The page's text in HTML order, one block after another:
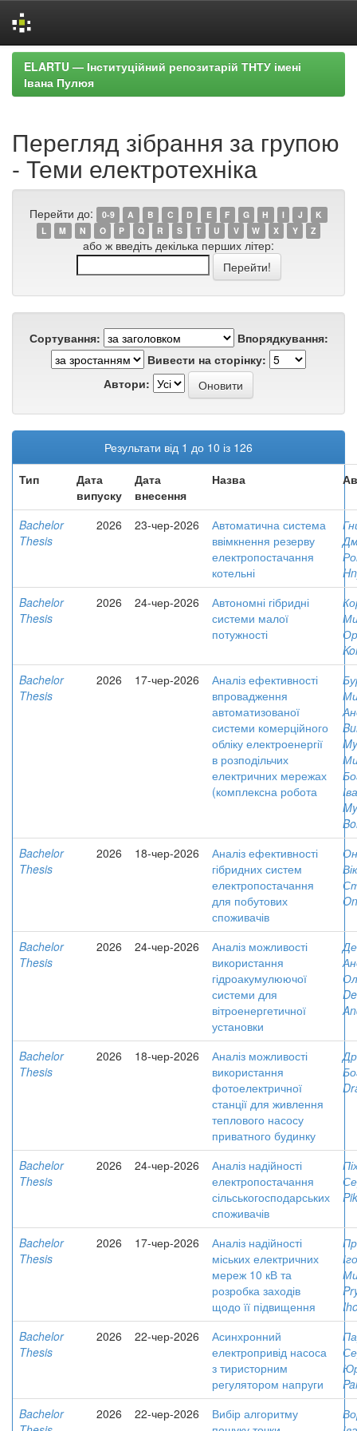
Skip
navigation
ELARTU — Інституційний репозитарій ТНТУ імені
Івана Пулюя
Перегляд зібрання за групою
- Теми електротехніка
Перейти до: 0-9 A B C D E F G H I J
K
L
M N O P Q R S T U V W X Y Z
або ж введіть декілька перших літер:
Сортування:
Впорядкування:
Вивести на сторінку:
Автори:
Результати від 1 до 10 із 126
Тип
Дата
випуску
Дата
внесення
Назва
Bachelor
Thesis
2026 23-чер-2026
Автоматична система
ввімкнення резерву
електропостачання
котельні
Bachelor
Thesis
2026 24-чер-2026
Автономні гібридні
системи малої
потужності
Bachelor
Thesis
2026 17-чер-2026
Аналіз ефективності
впровадження
автоматизованої
системи комерційного
обліку електроенергії
в розподільчих
електричних мережах
(комплексна робота
Bachelor
Thesis
2026 18-чер-2026
Аналіз ефективності
гібридних систем
електропостачання
для побутових
споживачів
Bachelor
Thesis
2026 24-чер-2026
Аналіз можливості
використання
гідроакумулюючої
системи для
вітроенергетичної
установки
Bachelor
Thesis
2026 18-чер-2026
Аналіз можливості
використання
фотоелектричної
станції для живлення
теплового насосу
приватного будинку
Bachelor
Thesis
2026 24-чер-2026
Аналіз надійності
електропостачання
сільськогосподарських
споживачів
Bachelor
Thesis
2026 17-чер-2026
Аналіз надійності
міських електричних
мереж 10 кВ та
розробка заходів
щодо її підвищення
Bachelor
Thesis
2026 22-чер-2026
Асинхронний
електропривід насоса
з тиристорним
регулятором напруги
Bachelor
2026 22-чер-2026
Вибір алгоритму